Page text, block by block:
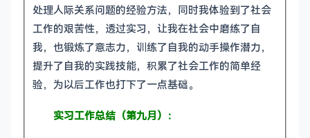
处理人际关系问题的经验方法，同时我体验到了社会
工作的艰苦性，透过实习，让我在社会中磨练了自
我，也锻炼了意志力，训练了自我的动手操作潜力，
提升了自我的实践技能，积累了社会工作的简单经
验，为以后工作也打下了一点基础。
实习工作总结（第九月）：